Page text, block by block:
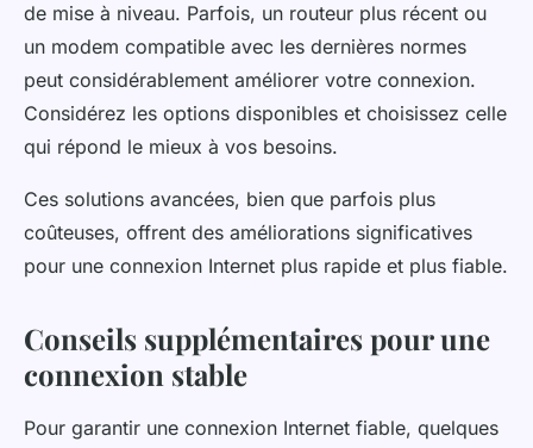
de mise à niveau. Parfois, un routeur plus récent ou
un modem compatible avec les dernières normes
peut considérablement améliorer votre connexion.
Considérez les options disponibles et choisissez celle
qui répond le mieux à vos besoins.
Ces solutions avancées, bien que parfois plus
coûteuses, offrent des améliorations significatives
pour une connexion Internet plus rapide et plus fiable.
Conseils supplémentaires pour une
connexion stable
Pour garantir une connexion Internet fiable, quelques